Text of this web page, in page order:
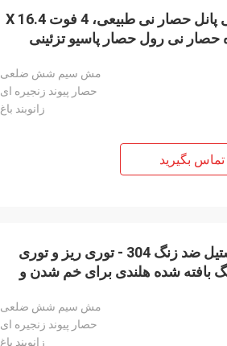
فروش داغ رول حصار نی حصار بامبو مصنوعی پانل حصار نی طبیعی، 4 فوت X 16.4
نی رول حصار پاسیو تزئینی
مش سیم شش ضلعی
حصار پیوند زنجیره ای
زانوبند باغ
تماس بگیرید
رول توری مشبک سیمی بافته شده از جنس استیل ضد زنگ 304 - توری ریز و توری
بافته شده هلندی برای خم شدن و
مش سیم شش ضلعی
حصار پیوند زنجیره ای
زانوبند باغ